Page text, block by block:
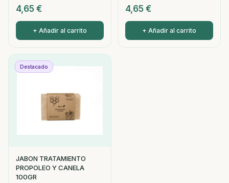
4,65 €
+ Añadir al carrito
4,65 €
+ Añadir al carrito
Destacado
JABON TRATAMIENTO
PROPOLEO Y CANELA
100GR